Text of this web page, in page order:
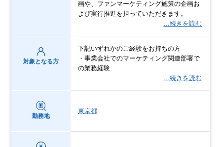
画や、ファンマーケティング施策の企画お
よび実行推進を担っていただきます。
…続きを読む
対象となる方
下記いずれかのご経験をお持ちの方
・事業会社でのマーケティング関連部署で
の業務経験
…続きを読む
勤務地
東京都